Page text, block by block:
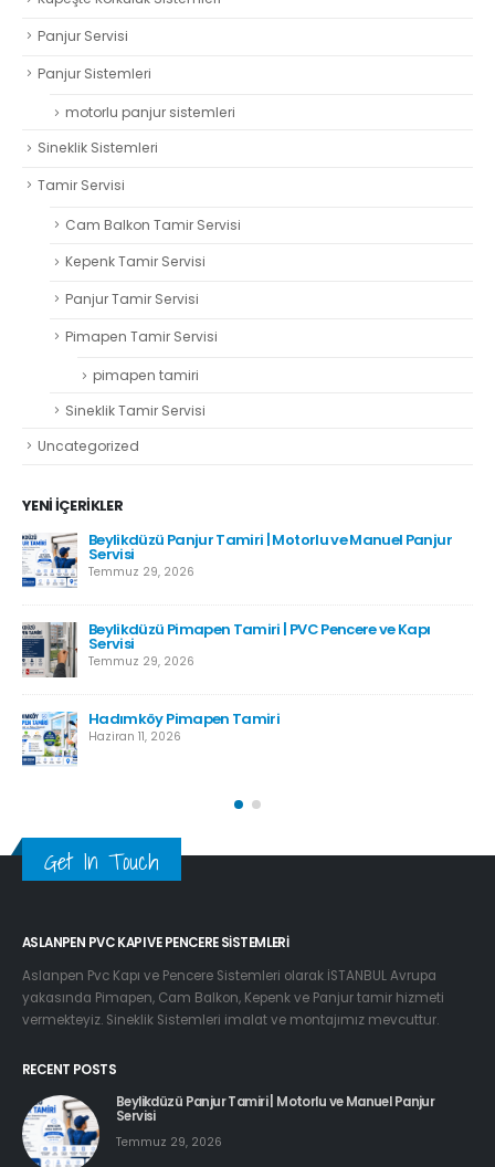
Panjur Servisi
Panjur Sistemleri
motorlu panjur sistemleri
Sineklik Sistemleri
Tamir Servisi
Cam Balkon Tamir Servisi
Kepenk Tamir Servisi
Panjur Tamir Servisi
Pimapen Tamir Servisi
pimapen tamiri
Sineklik Tamir Servisi
Uncategorized
YENI İÇERIKLER
Beylikdüzü Panjur Tamiri | Motorlu ve Manuel Panjur
Servisi
Temmuz 29, 2026
Beylikdüzü Pimapen Tamiri | PVC Pencere ve Kapı
Servisi
Temmuz 29, 2026
Hadımköy Pimapen Tamiri
Haziran 11, 2026
Get In Touch
ASLANPEN PVC KAPI VE PENCERE SISTEMLERI
Aslanpen Pvc Kapı ve Pencere Sistemleri olarak İSTANBUL Avrupa
yakasında Pimapen, Cam Balkon, Kepenk ve Panjur tamir hizmeti
vermekteyiz. Sineklik Sistemleri imalat ve montajımız mevcuttur.
RECENT POSTS
Beylikdüzü Panjur Tamiri | Motorlu ve Manuel Panjur
Servisi
Temmuz 29, 2026